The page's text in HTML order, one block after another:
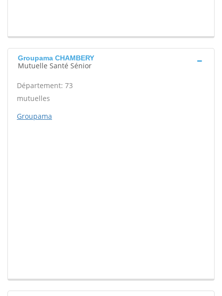
Groupama CHAMBERY
Mutuelle Santé Sénior
Département: 73
mutuelles
Groupama